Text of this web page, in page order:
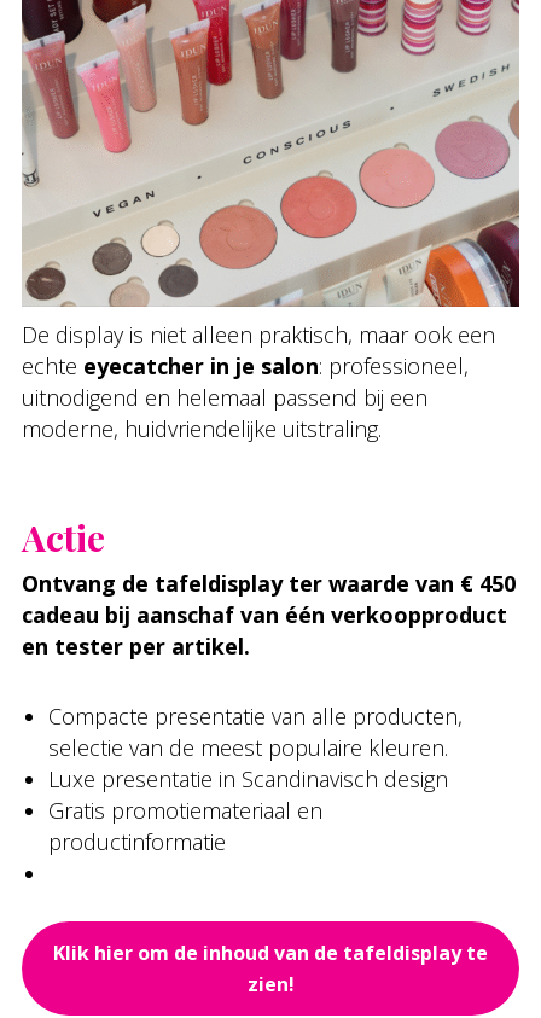
De display is niet alleen praktisch, maar ook een
echte eyecatcher in je salon: professioneel,
uitnodigend en helemaal passend bij een
moderne, huidvriendelijke uitstraling.
Actie
Ontvang de tafeldisplay ter waarde van € 450
cadeau bij aanschaf van één verkoopproduct
en tester per artikel.
Compacte presentatie van alle producten,
selectie van de meest populaire kleuren.
Luxe presentatie in Scandinavisch design
Gratis promotiemateriaal en
productinformatie
Klik hier om de inhoud van de tafeldisplay te
zien!